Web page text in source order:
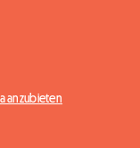
anzubieten